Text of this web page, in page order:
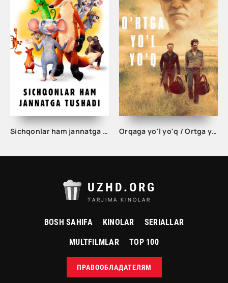
Sichqonlar ham jannatga tushadi / Hatto sichqon jannatga kiradi Multfilm Uzbek tilida 2021 tarjima kino HD Orqaga yo'l yo'q / Ortga yo'l yo'q / Nima qilib bo'lsa ham Uzbek tilida tarjima kino 2016 HD
UZHD.ORG
TARJIMA KINOLAR
BOSH SAHIFA KINOLAR SERIALLAR
MULTFILMLAR TOP 100
ПРАВООБЛАДАТЕЛЯМ